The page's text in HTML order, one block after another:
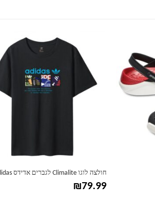
נעלי קרוקס יוניסקס – דגם קלאסי